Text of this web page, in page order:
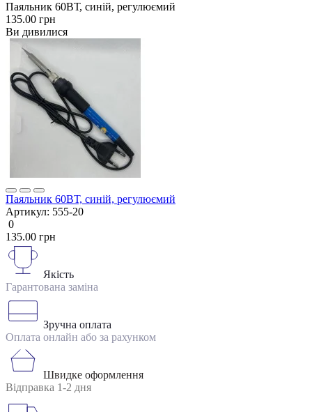
Паяльник 60ВТ, синій, регулюємий
135.00 грн
Ви дивилися
Паяльник 60ВТ, синій, регулюємий
Артикул: 555-20
0
135.00 грн
Якість
Гарантована заміна
Зручна оплата
Оплата онлайн або за рахунком
Швидке оформлення
Відправка 1-2 дня